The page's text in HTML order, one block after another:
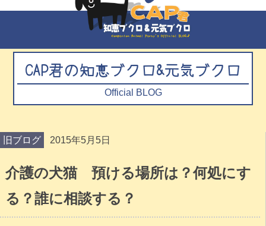
CAP君の知恵ブクロ&元気ブクロ
Official BLOG
旧ブログ 2015年5月5日
介護の犬猫 預ける場所は？何処にす
る？誰に相談する？